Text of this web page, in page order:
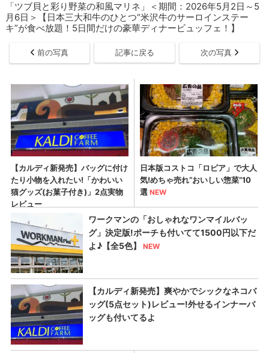
「ツブ貝と彩り野菜の和風マリネ」＜期間：2026年5月2日～5
月6日＞【日本三大和牛のひとつ“米沢牛のサーロインステー
キ”が食べ放題！5日間だけの豪華ディナービュッフェ！】
前の写真 記事に戻る 次の写真